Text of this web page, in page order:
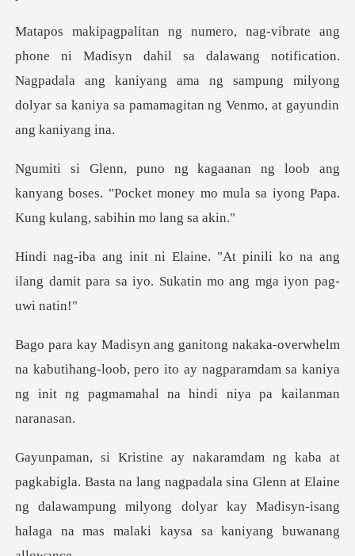
sa dalawang notification.
Nagpadala ang kaniyang ama ng sampung milyong
g
kanyang boses. "Pocket money mo mula sa iyo
inili ko na ang
ilang damit para sa iyo
kabutihang-loob, pero ito ay nagparamdam sa kaniya
ng i
ang nagpadala sina Glenn at Elaine
ng dalawampung milyong dolyar kay Ma